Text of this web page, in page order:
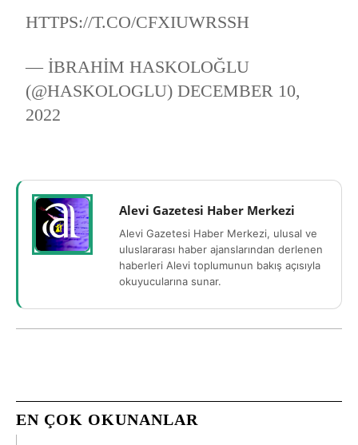
HTTPS://T.CO/CFXIUWRSSH
— IBRAHIM HASKOLOĞLU
(@HASKOLOGLU)DECEMBER 10,
2022
Alevi Gazetesi Haber Merkezi
Alevi Gazetesi Haber Merkezi, ulusal ve
uluslararası haber ajanslarından derlenen
haberleri Alevi toplumunun bakış açısıyla
okuyucularına sunar.
EN ÇOK OKUNANLAR